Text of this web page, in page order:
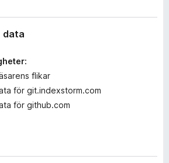
data
flikar
för git.indexstorm.com
för github.com